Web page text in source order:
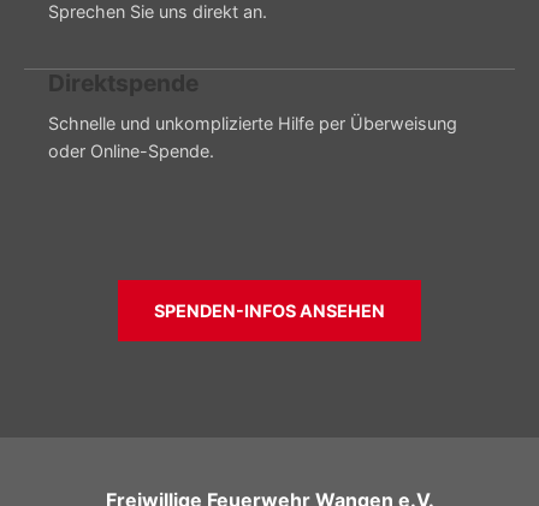
Sprechen Sie uns direkt an.
Direktspende
Schnelle und unkomplizierte Hilfe per Überweisung
oder Online-Spende.
SPENDEN-INFOS ANSEHEN
Freiwillige Feuerwehr Wangen e.V.